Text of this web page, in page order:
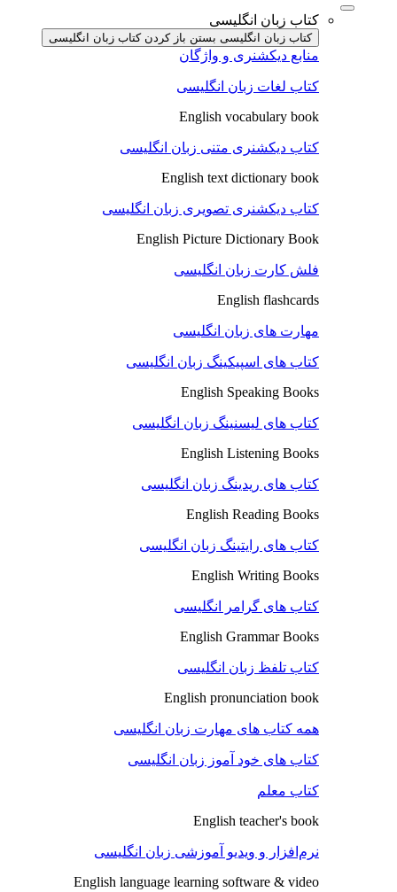
کتاب زبان انگلیسی
کتاب زبان انگلیسی بستن باز کردن کتاب زبان انگلیسی
منابع دیکشنری و واژگان
کتاب لغات زبان انگلیسی
English vocabulary book
کتاب دیکشنری متنی زبان انگلیسی
English text dictionary book
کتاب دیکشنری تصویری زبان انگلیسی
English Picture Dictionary Book
فلش کارت زبان انگلیسی
English flashcards
مهارت های زبان انگلیسی
کتاب های اسپیکینگ زبان انگلیسی
English Speaking Books
کتاب های لیسنینگ زبان انگلیسی
English Listening Books
کتاب های ریدینگ زبان انگلیسی
English Reading Books
کتاب های رایتینگ زبان انگلیسی
English Writing Books
کتاب های گرامر انگلیسی
English Grammar Books
کتاب تلفظ زبان انگلیسی
English pronunciation book
همه کتاب های مهارت زبان انگلیسی
کتاب های خود آموز زبان انگلیسی
کتاب معلم
English teacher's book
نرم‌افزار و ویدیو آموزشی زبان انگلیسی
English language learning software & video